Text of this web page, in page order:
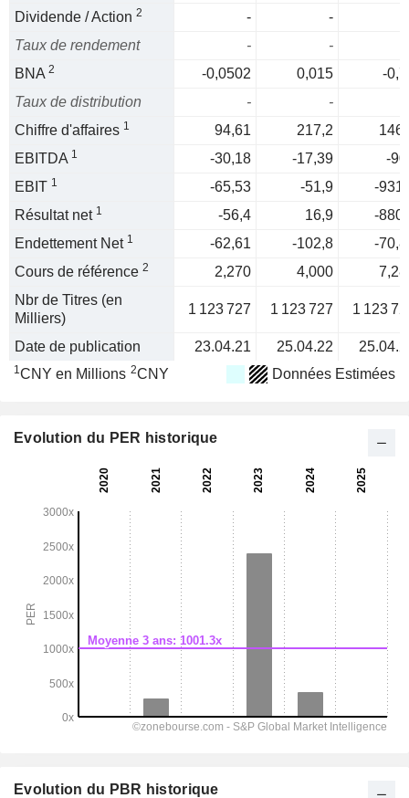
Dividende / Action 2 -
-
Taux de rendement
-
-
BNA 2 -0,0502 0,015
-
Taux de distribution
-
-
Chiffre d'affaires 1 94,61 217,2
EBITDA 1 -30,18 -17,39
-
EBIT 1 -65,53 -51,9
-
Résultat net 1 -56,4 16,9
-
Endettement Net 1 -62,61 -102,8
-
Cours de référence 2 2,270 4,000
Nbr de Titres (en
Milliers)
1 123 727 1 123 727 1 123
Date de publication 23.04.21 25.04.22
1CNY en Millions 2CNY Données Estimées
Evolution du PER historique
Evolution du PBR historique